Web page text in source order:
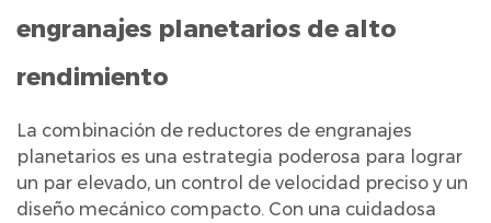
engranajes planetarios de alto
rendimiento
La combinación de reductores de engranajes
planetarios es una estrategia poderosa para lograr
un par elevado, un control de velocidad preciso y un
diseño mecánico compacto. Con una cuidadosa